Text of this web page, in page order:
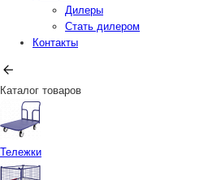
Дилеры
Стать дилером
Контакты
Каталог товаров
Тележки